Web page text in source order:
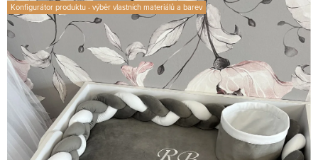
Konfigurátor produktu - výběr vlastních materiálů a barev